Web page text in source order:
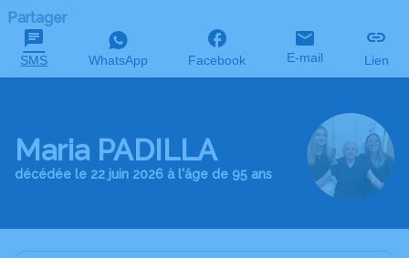
Partager
SMS WhatsApp Facebook E-mail Lien
Maria PADILLA
décédée le 22 juin 2026 à l'âge de 95 ans